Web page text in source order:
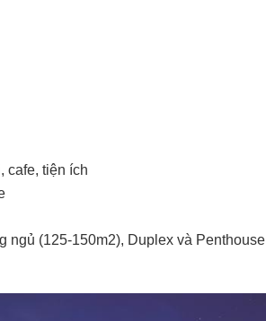
cafe, tiện ích
ngủ (125-150m2), Duplex và Penthouse